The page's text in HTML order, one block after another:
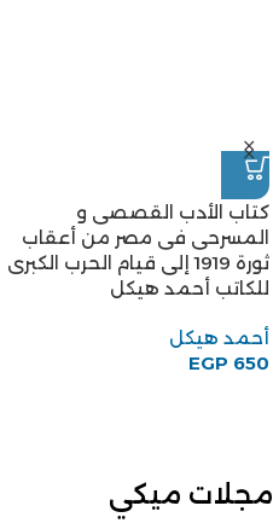
كتاب الأدب القصصى و
المسرحى فى مصر من أعقاب
ثورة 1919 إلى قيام الحرب الكبرى
للكاتب أحمد هيكل
أحمد هيكل
EGP 650
مجلات ميكي